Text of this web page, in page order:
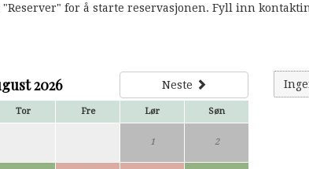
for å starte reservasjonen. Fyll inn
2026 Neste
Tor Fre Lør Søn
1 2